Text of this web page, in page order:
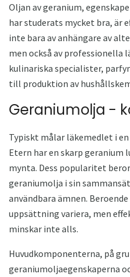
Oljan av geranium,
har studerats mycket bra, är
inte bara av anhängare av
men också av professionella
kulinariska specialister,
till produktion av
Geraniumolja -
Typiskt målar läkemedlet i
Etern har en skarp geranium
mynta. Dess popularitet
geraniumolja i sin
användbara ämnen.
uppsättning variera, men
minskar inte alls.
Huvudkomponenterna, på
geraniumoljaegenskaperna